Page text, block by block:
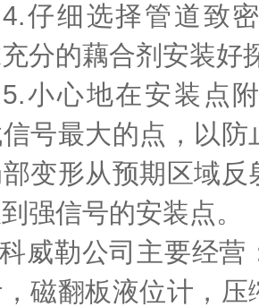
仔细选择管道致
分的藕合剂安装好
小心地在安装点
号最大的点，以
变形从预期区域
强信号的安装点。
勒公司主要经营
磁翻板液位计，